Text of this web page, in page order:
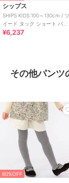
シップス
SHIPS KIDS:100～130cm / ツ
イード タック ショート パン
ツ
¥6,237
その他パンツ
60%OFF